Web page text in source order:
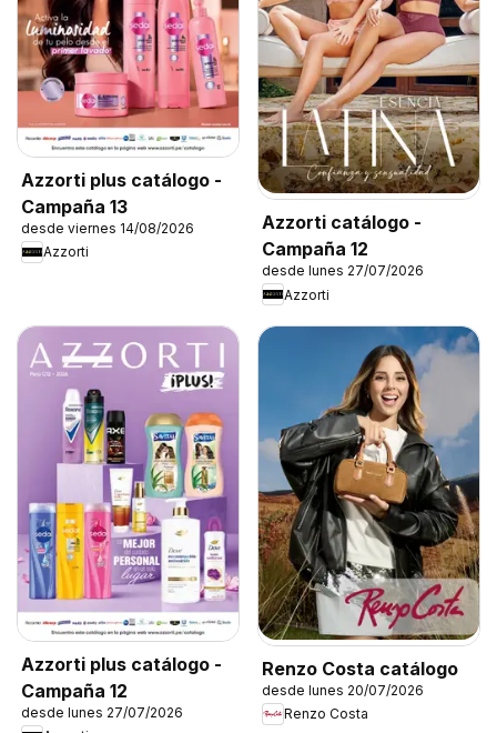
Azzorti plus catálogo -
Campaña 13
desde viernes 14/08/2026
Azzorti
Azzorti catálogo -
Campaña 12
desde lunes 27/07/2026
Azzorti
Azzorti plus catálogo -
Campaña 12
desde lunes 27/07/2026
Renzo Costa catálogo
desde lunes 20/07/2026
Renzo Costa